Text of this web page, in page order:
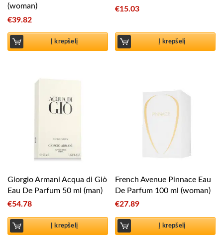
(woman)
€39.82
Į krepšelį
€15.03
Į krepšelį
Giorgio Armani Acqua di Giò
Eau De Parfum 50 ml (man)
€54.78
Į krepšelį
French Avenue Pinnace Eau
De Parfum 100 ml (woman)
€27.89
Į krepšelį